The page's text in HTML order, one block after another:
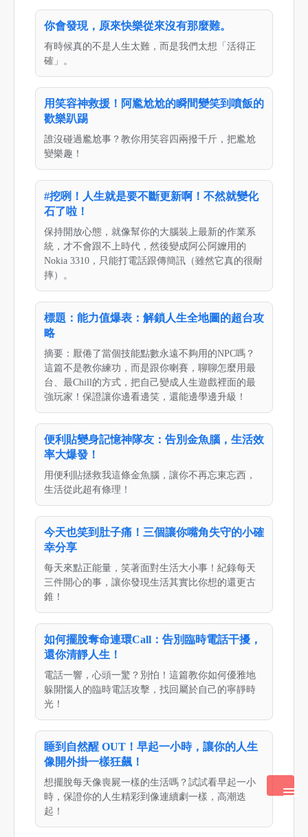
你會發現，原來快樂從來沒有那麼難。
有時候真的不是人生太難，而是我們太想「活得正
確」。
用笑容神救援！阿尷尬尬的瞬間變笑到噴飯的
歡樂趴踢
誰沒碰過尷尬事？教你用笑容四兩撥千斤，把尷尬
變樂趣！
#挖咧！人生就是要不斷更新啊！不然就變化
石了啦！
保持開放心態，就像幫你的大腦裝上最新的作業系
統，才不會跟不上時代，然後變成阿公阿嬤用的
Nokia 3310，只能打電話跟傳簡訊（雖然它真的很耐
摔）。
標題：能力值爆表：解鎖人生全地圖的超台攻
略
摘要：厭倦了當個技能點數永遠不夠用的NPC嗎？
這篇不是教你練功，而是跟你喇賽，聊聊怎麼用最
台、最Chill的方式，把自己變成人生遊戲裡面的最
強玩家！保證讓你邊看邊笑，還能邊學邊升級！
便利貼變身記憶神隊友：告別金魚腦，生活效
率大爆發！
用便利貼拯救我這條金魚腦，讓你不再忘東忘西，
生活從此超有條理！
今天也笑到肚子痛！三個讓你嘴角失守的小確
幸分享
每天來點正能量，笑著面對生活大小事！紀錄每天
三件開心的事，讓你發現生活其實比你想的還更古
錐！
如何擺脫奪命連環Call：告別臨時電話干擾，
還你清靜人生！
電話一響，心頭一驚？別怕！這篇教你如何優雅地
躲開惱人的臨時電話攻擊，找回屬於自己的寧靜時
光！
睡到自然醒 OUT！早起一小時，讓你的人生
像開外掛一樣狂飆！
想擺脫每天像喪屍一樣的生活嗎？試試看早起一小
時，保證你的人生精彩到像連續劇一樣，高潮迭
起！